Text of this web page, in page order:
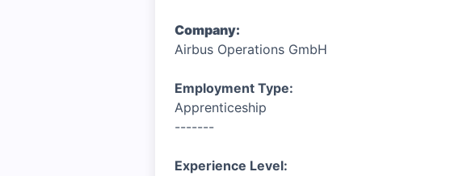
Company:
Airbus Operations GmbH
Employment Type:
Apprenticeship
-------
Experience Level: